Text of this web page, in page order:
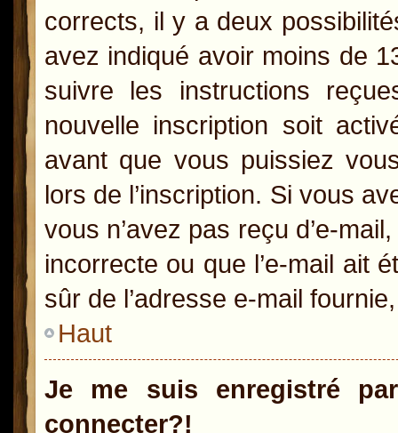
corrects, il y a deux
avez indiqué avoir moins de
suivre les instructions
nouvelle inscription soit
avant que vous puissiez
lors de l’inscription. Si vous
vous n’avez pas reçu d’e-
incorrecte ou que l’e-mail ait
sûr de l’adresse e-mail
Haut
Je me suis enregistré
connecter?!